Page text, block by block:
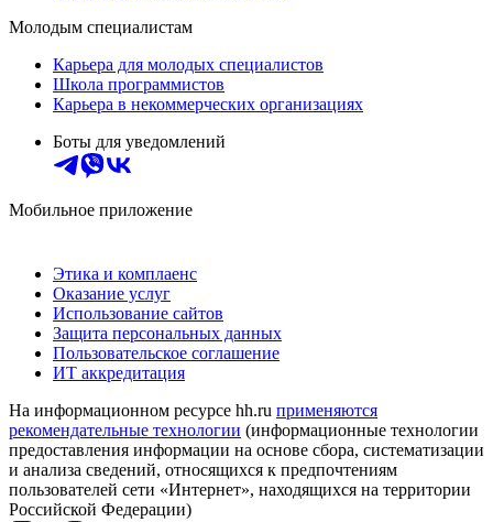
Молодым специалистам
Карьера для молодых специалистов
Школа программистов
Карьера в некоммерческих организациях
Боты для уведомлений
Мобильное приложение
Этика и комплаенс
Оказание услуг
Использование сайтов
Защита персональных данных
Пользовательское соглашение
ИТ аккредитация
На информационном ресурсе hh.ru применяются
рекомендательные технологии (информационные технологии
предоставления информации на основе сбора, систематизации
и анализа сведений, относящихся к предпочтениям
пользователей сети «Интернет», находящихся на территории
Российской Федерации)